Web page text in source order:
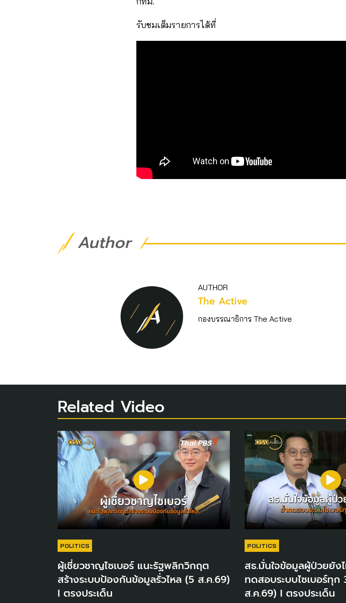
รับชมเต็มรายการได้ที่
Author
AUTHOR
The Active
กองบรรณาธิการ The Active
Related Video
POLITICS
ผู้เชี่ยวชาญไซเบอร์ แนะรัฐพลิกวิกฤต
สร้างระบบป้องกันข้อมูลรั่วไหล (5 ส.ค.69)
I ตรงประเด็น
POLITICS
สธ.มั่นใจข้อมูลผู้ป่วยยัง
ทดสอบระบบไซเบอร์ทุ
ส.ค.69) I ตรงประเด็น